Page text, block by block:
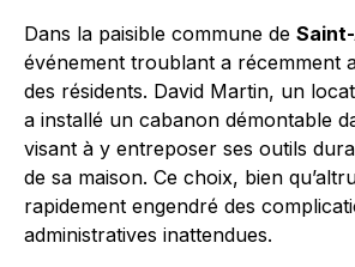
Dans la paisible commune de
événement troublant a récemment
des résidents. David Martin, un
a installé un cabanon démontable
visant à y entreposer ses outils
de sa maison. Ce choix, bien
rapidement engendré des
administratives inattendues.